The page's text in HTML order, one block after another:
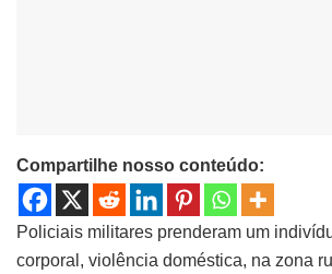
Compartilhe nosso conteúdo:
Policiais militares prenderam um
corporal, violência doméstica, na zona